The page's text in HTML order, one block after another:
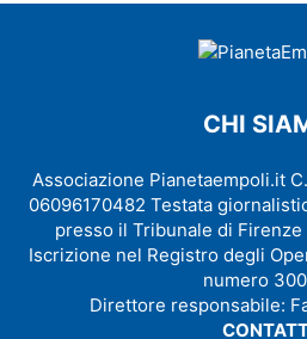
CHI
Associazione Pianetaempoli.it
06096170482 Testata
presso il Tribunale di Firenze
Iscrizione nel Registro degli
numero
Direttore responsabile: